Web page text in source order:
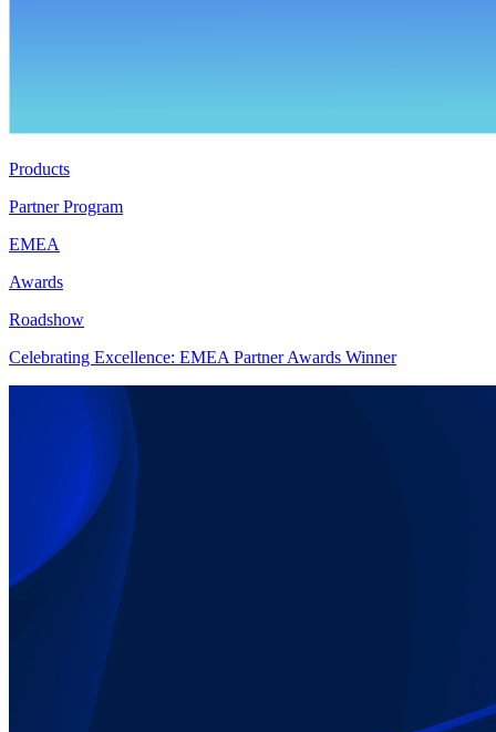
Products
Partner Program
EMEA
Awards
Roadshow
Celebrating Excellence: EMEA Partner Awards Winner